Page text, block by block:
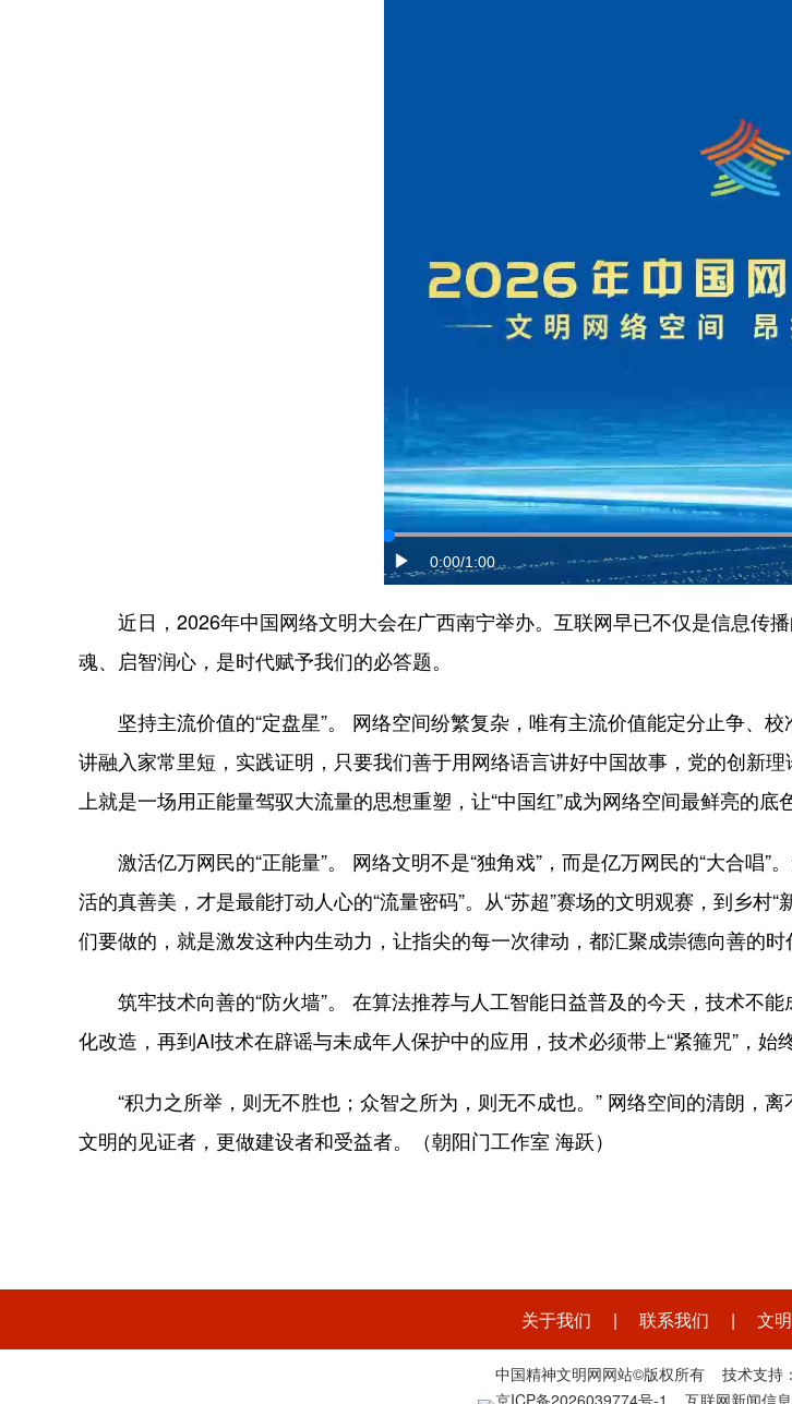
0:00/1:00
近日，2026年中国网络文明大会在广西南宁举办。互联网早已不仅是信息传
魂、启智润心，是时代赋予我们的必答题。
坚持主流价值的“定盘星”。 网络空间纷繁复杂，唯有主流价值能定分止争、
讲融入家常里短，实践证明，只要我们善于用网络语言讲好中国故事，党的创新
上就是一场用正能量驾驭大流量的思想重塑，让“中国红”成为网络空间最鲜亮的底色
激活亿万网民的“正能量”。 网络文明不是“独角戏”，而是亿万网民的“大合唱
活的真善美，才是最能打动人心的“流量密码”。从“苏超”赛场的文明观赛，到乡
们要做的，就是激发这种内生动力，让指尖的每一次律动，都汇聚成崇德向善的时
筑牢技术向善的“防火墙”。 在算法推荐与人工智能日益普及的今天，技术不
化改造，再到AI技术在辟谣与未成年人保护中的应用，技术必须带上“紧箍咒”，
“积力之所举，则无不胜也；众智之所为，则无不成也。” 网络空间的清朗，
文明的见证者，更做建设者和受益者。（朝阳门工作室 海跃）
关于我们 | 联系我们 | 文
中国精神文明网网站©版权所有 技术支持
京ICP备2026039774号-1
互联网新闻信